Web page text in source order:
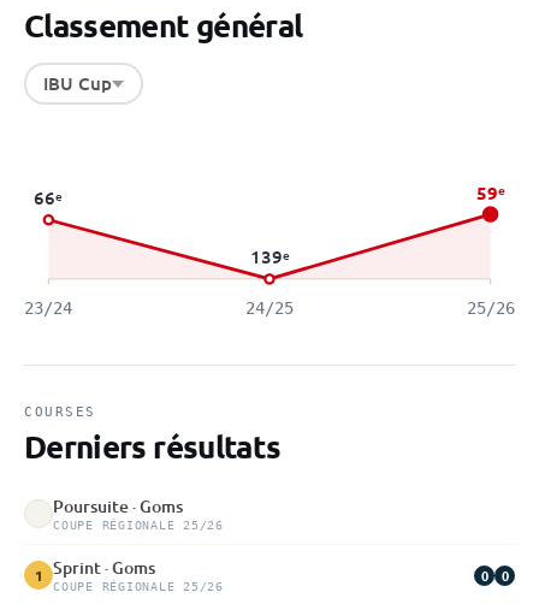
Classement général
IBU Cup
66e
23/24
139e
24/25
59e
25/26
COURSES
Derniers résultats
Poursuite · Goms
COUPE RÉGIONALE 25/26
1 Sprint · Goms
COUPE RÉGIONALE 25/26
0 0